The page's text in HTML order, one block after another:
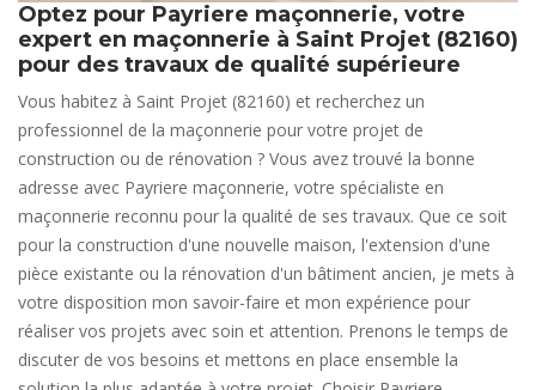
Optez pour Payriere maçonnerie, votre
expert en maçonnerie à Saint Projet (82160)
pour des travaux de qualité supérieure
Vous habitez à Saint Projet (82160) et recherchez un
professionnel de la maçonnerie pour votre projet de
construction ou de rénovation ? Vous avez trouvé la bonne
adresse avec Payriere maçonnerie, votre spécialiste en
maçonnerie reconnu pour la qualité de ses travaux. Que ce soit
pour la construction d'une nouvelle maison, l'extension d'une
pièce existante ou la rénovation d'un bâtiment ancien, je mets à
votre disposition mon savoir-faire et mon expérience pour
réaliser vos projets avec soin et attention. Prenons le temps de
discuter de vos besoins et mettons en place ensemble la